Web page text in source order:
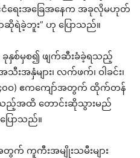
ငံရေးအခြေအနေက အခုလိုမဟုတ်
ဆိုရဲခဲ့ဘူး” ဟု ပြောသည်။
ခုနှစ်မှစ၍ ဖျက်ဆီးခံခဲ့ရသည့်
အနှံများ၊ လက်ဖက်၊ ဝါခင်း၊
၄၀ဝ) ဧကကျော်အတွက် ထိုက်တန်
သည့်အထိ တောင်းဆိုသွားမည်
ြောသည်။
က် ကူကီးအမျိုးသမီးများ